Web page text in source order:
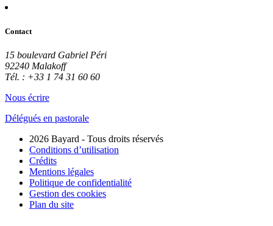
Contact
15 boulevard Gabriel Péri
92240 Malakoff
Tél. : +33 1 74 31 60 60
Nous écrire
Délégués en pastorale
2026 Bayard - Tous droits réservés
Conditions d’utilisation
Crédits
Mentions légales
Politique de confidentialité
Gestion des cookies
Plan du site